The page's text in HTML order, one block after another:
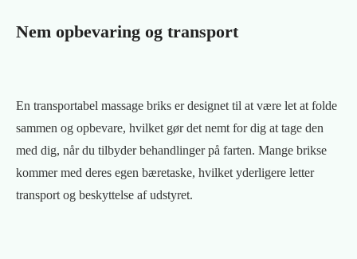
Nem opbevaring og transport
En transportabel massage briks er designet til at være let at folde
sammen og opbevare, hvilket gør det nemt for dig at tage den
med dig, når du tilbyder behandlinger på farten. Mange brikse
kommer med deres egen bæretaske, hvilket yderligere letter
transport og beskyttelse af udstyret.